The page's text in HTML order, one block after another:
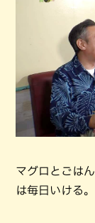
マグロとごは
は毎日いける。